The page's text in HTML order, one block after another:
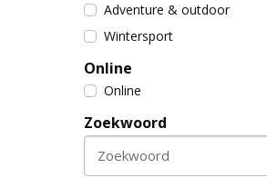
Adventure & outdoor
Wintersport
Online
Online
Zoekwoord
Zoekwoord